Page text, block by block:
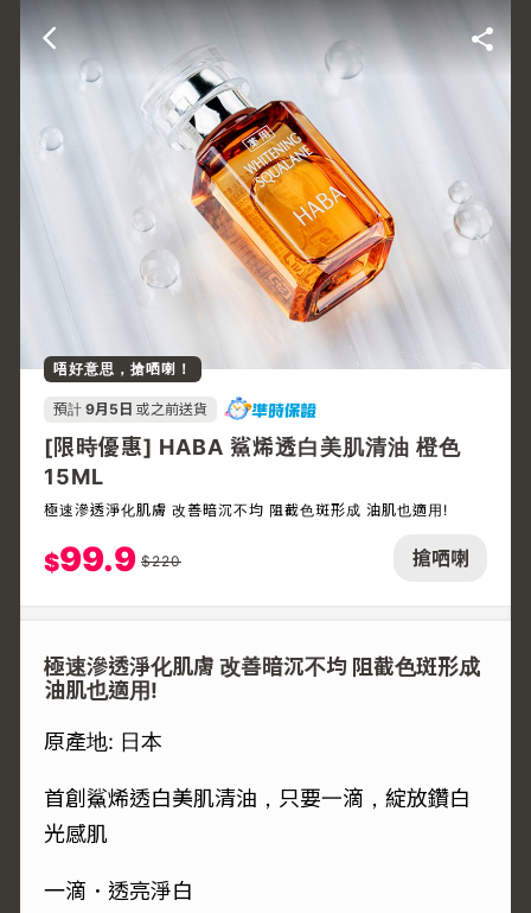
搶哂喇
唔好意思，搶哂喇！
預計 9月5日 或之前送貨
[限時優惠] HABA 鯊烯透白美肌清油 橙色
15ML
極速滲透淨化肌膚 改善暗沉不均 阻截色斑形成 油肌也適用!
$99.9 $220
極速滲透淨化肌膚 改善暗沉不均 阻截色斑形成
油肌也適用!
原產地: 日本
首創鯊烯透白美肌清油，只要一滴，綻放鑽白
光感肌
一滴．透亮淨白